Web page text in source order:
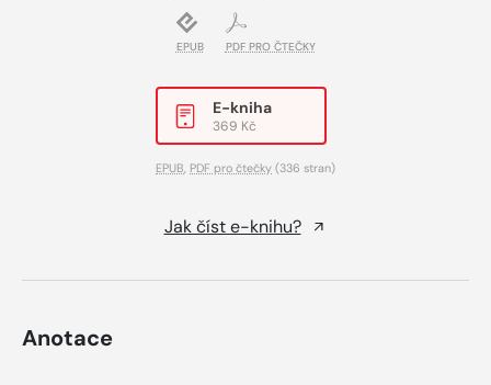
EPUB PDF PRO ČTEČKY
E-kniha
369 Kč
EPUB, PDF pro čtečky (336 stran)
Jak číst e-knihu?
Anotace